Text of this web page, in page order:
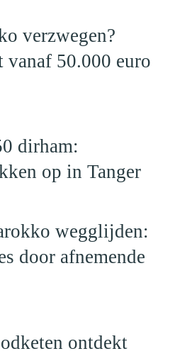
verzwegen?
vanaf 50.000 euro
dirham:
op in Tanger
wegglijden:
door afnemende
ontdekt